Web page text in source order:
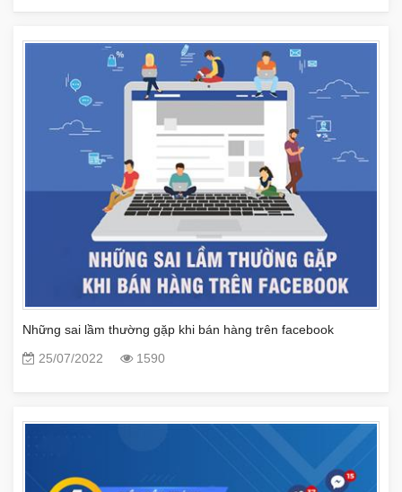
Những sai lầm thường gặp khi bán hàng trên facebook
25/07/2022
1590